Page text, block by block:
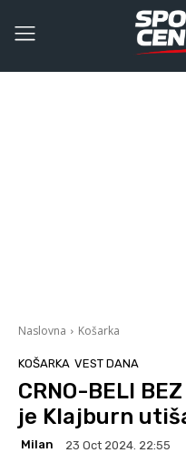
Naslovna Košarka
KOŠARKA VEST DANA
CRNO-BELI
je Klajburn
Milan 23 Oct 2024. 22:55